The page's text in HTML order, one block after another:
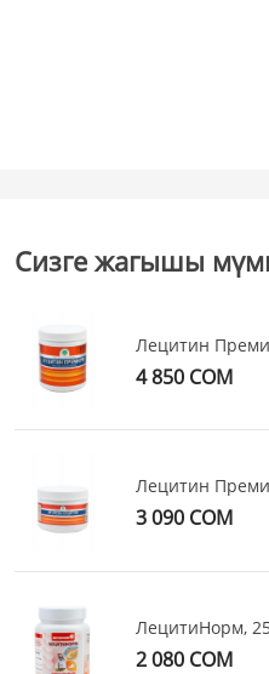
Сизге жагышы
Лецитин
4 850 СОМ
Лецитин
3 090 СОМ
ЛецитиНорм,
2 080 СОМ